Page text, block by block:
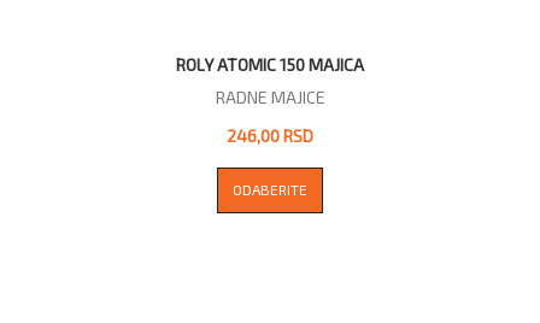
ROLY ATOMIC 150 MAJICA
RADNE MAJICE
246,00 RSD
ODABERITE